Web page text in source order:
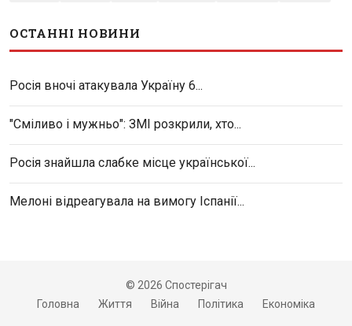
ОСТАННІ НОВИНИ
Росія вночі атакувала Україну 6...
"Сміливо і мужньо": ЗМІ розкрили, хто...
Росія знайшла слабке місце української...
Мелоні відреагувала на вимогу Іспанії...
© 2026 Спостерігач
Головна
Життя Війна Політика Економіка